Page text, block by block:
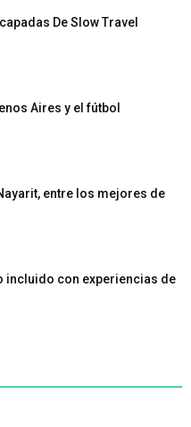
De Slow Travel
Aires y el fútbol
entre los mejores de
incluido con experiencias de